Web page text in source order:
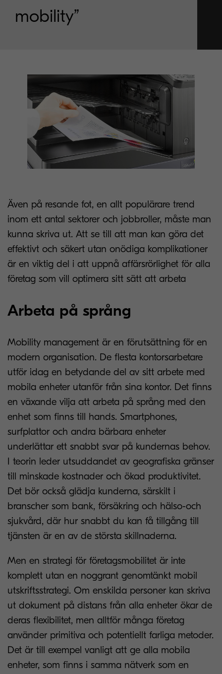
mobility”
Även på resande fot, en allt populärare trend
inom ett antal sektorer och jobbroller, måste man
kunna skriva ut. Att se till att man kan göra det
effektivt och säkert utan onödiga komplikationer
är en viktig del i att uppnå affärsrörlighet för alla
företag som vill optimera sitt sätt att arbeta
Arbeta på språng
Mobility management är en förutsättning för en
modern organisation. De flesta kontorsarbetare
utför idag en betydande del av sitt arbete med
mobila enheter utanför från sina kontor. Det finns
en växande vilja att arbeta på språng med den
enhet som finns till hands. Smartphones,
surfplattor och andra bärbara enheter
underlättar ett snabbt svar på kundernas behov.
I teorin leder utsuddandet av geografiska gränser
till minskade kostnader och ökad produktivitet.
Det bör också glädja kunderna, särskilt i
branscher som bank, försäkring och hälso-och
sjukvård, där hur snabbt du kan få tillgång till
tjänsten är en av de största skillnaderna.
Men en strategi för företagsmobilitet är inte
komplett utan en noggrant genomtänkt mobil
utskriftsstrategi. Om enskilda personer kan skriva
ut dokument på distans från alla enheter ökar de
deras flexibilitet, men alltför många företag
använder primitiva och potentiellt farliga metoder.
Det är till exempel vanligt att ge alla mobila
enheter, som finns i samma nätverk som en